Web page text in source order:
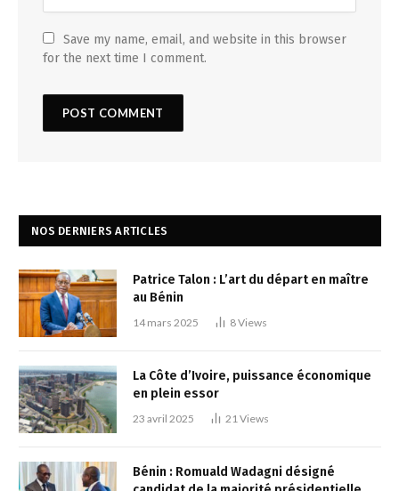
Save my name, email, and website in this browser
for the next time I comment.
NOS DERNIERS ARTICLES
Patrice Talon : L’art du départ en maître
au Bénin
14 mars 2025 8Views
La Côte d’Ivoire, puissance économique
en plein essor
23 avril 2025 21 Views
Bénin : Romuald Wadagni désigné